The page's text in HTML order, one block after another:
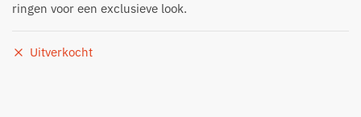
ringen voor een exclusieve look.
Uitverkocht